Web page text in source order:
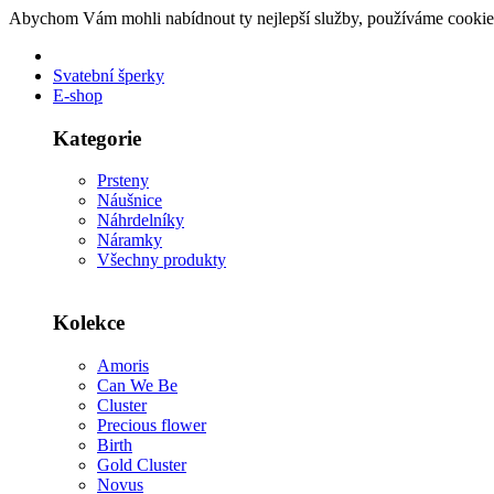
Abychom Vám mohli nabídnout ty nejlepší služby, používáme
Svatební šperky
E-shop
Kategorie
Prsteny
Náušnice
Náhrdelníky
Náramky
Všechny produkty
Kolekce
Amoris
Can We Be
Cluster
Precious flower
Birth
Gold Cluster
Novus